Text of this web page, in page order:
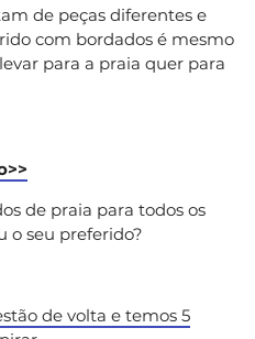
de peças diferentes e
com bordados é mesmo
para a praia quer para
de praia para todos os
o seu preferido?
de volta e temos 5